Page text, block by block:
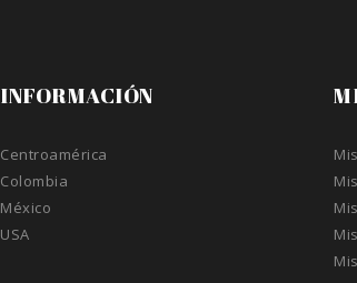
INFORMACIÓN
Centroamérica
Colombia
México
USA